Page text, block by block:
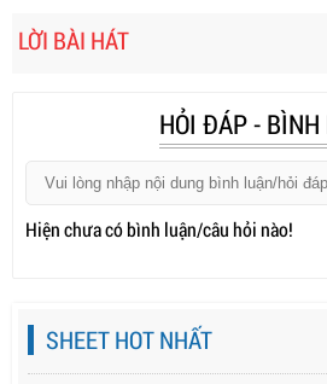
LỜI BÀI HÁT
HỎI ĐÁP - BÌNH
Hiện chưa có bình luận/câu hỏi nào!
SHEET HOT NHẤT